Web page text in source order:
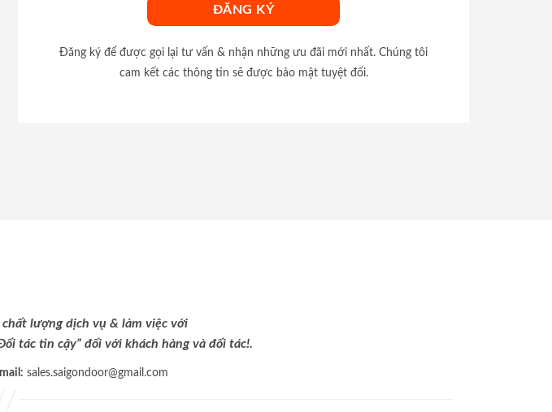
Đăng ký để được gọi lại tư vấn & nhận những ưu đãi mới nhất. Chúng tôi
cam kết các thông tin sẽ được bảo mật tuyệt đối.
lượng dịch vụ & làm việc với
tác tin cậy” đối với khách hàng và đối tác!.
: sales.saigondoor@gmail.com